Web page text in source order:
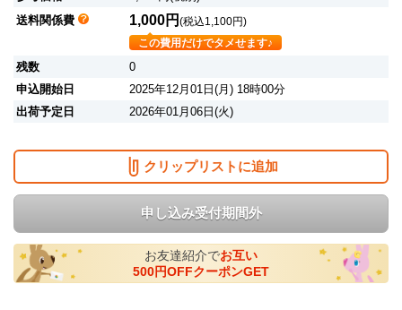
送料関係費
1,000円 (税込1,100円)
この費用だけでタメせます♪
残数
0
申込開始日
2025年12月01日(月) 18時00分
出荷予定日
2026年01月06日(火)
クリップリストに追加
申し込み受付期間外
お友達紹介でお互い
500円OFFクーポンGET